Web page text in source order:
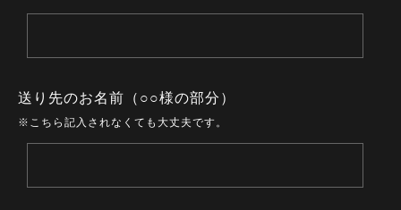
送り先のお名前（○○様の部分）
※こちら記入されなくても大丈夫です。